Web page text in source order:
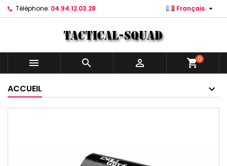
Téléphone: 04.94.12.03.28 Français 
   shopping_cart0
ACCUEIL